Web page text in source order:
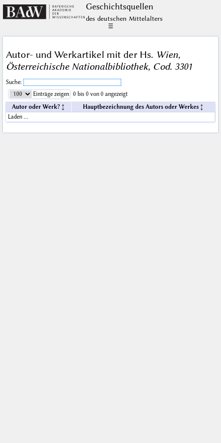
Geschichts­quellen
des deutschen Mittelalters
☰
Autor- und Werkartikel mit der Hs. Wien,
Österreichische Nationalbibliothek, Cod. 3301
Suche:
Einträge zeigen
0 bis 0 von 0 angezeigt
Autor oder Werk?
Hauptbezeichnung des Autors oder Werkes
Laden …